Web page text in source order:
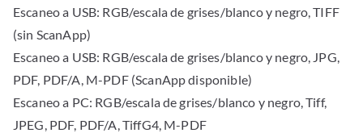
Escaneo a USB: RGB/escala de grises/blanco y negro, TIFF
(sin ScanApp)
Escaneo a USB: RGB/escala de grises/blanco y negro, JPG,
PDF, PDF/A, M-PDF (ScanApp disponible)
Escaneo a PC: RGB/escala de grises/blanco y negro, Tiff,
JPEG, PDF, PDF/A, TiffG4, M-PDF